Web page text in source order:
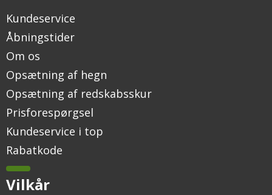
Kundeservice
Åbningstider
Om os
Opsætning af hegn
Opsætning af redskabsskur
Prisforespørgsel
Kundeservice i top
Rabatkode
Vilkår